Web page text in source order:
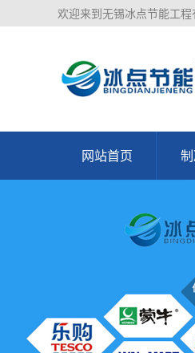
欢迎来到无锡冰点节能工程
网站首页